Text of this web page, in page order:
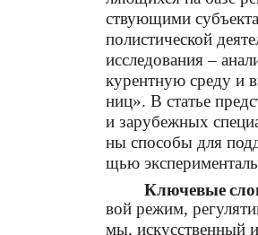
ствующими
полистической
исследования –
курентную среду и
ниц». В статье
и зарубежных
ны способы для
щью
Ключевые
вой режим,
мы, искусственный